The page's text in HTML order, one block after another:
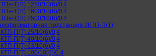
Т(П) 1250/10(6)/0,4
Т(П) 1600/10(6)/0,4
Т(П) 2500/10(6)/0,4
подстанция 2КТП-П(Т)
П(Т) 25/10(6)/0,4
П(Т) 40/10(6)/0,4
П(Т) 63/10(6)/0,4
П(Т) 100/10(6)/0,4